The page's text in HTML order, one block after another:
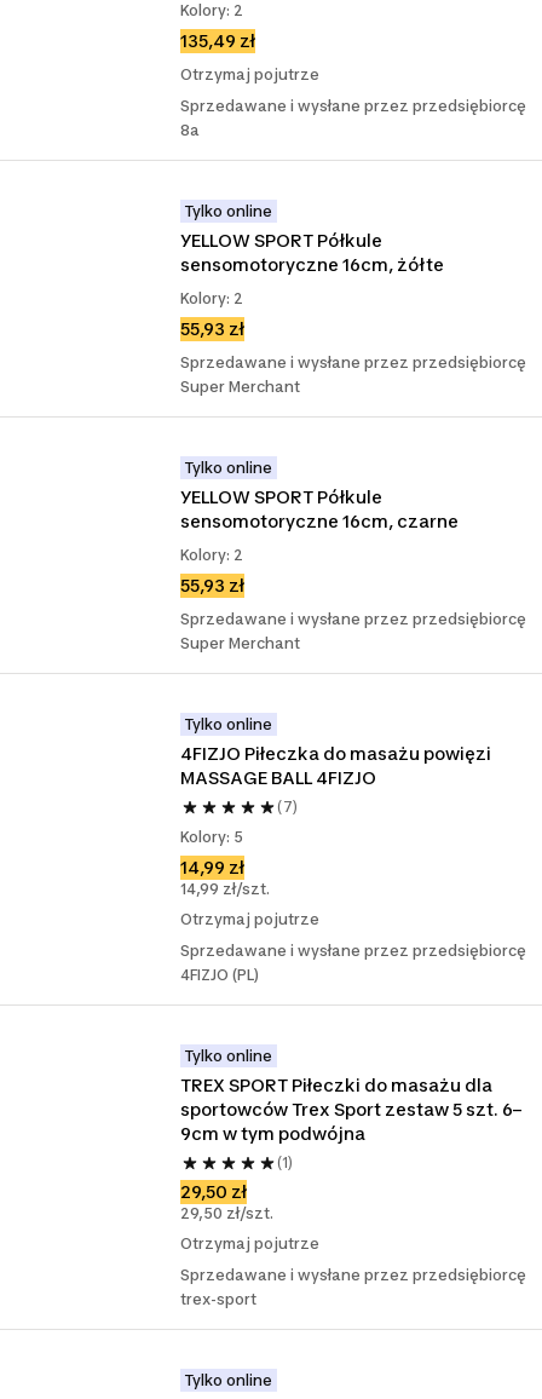
Kolory: 2
135,49 zł
Otrzymaj pojutrze
Sprzedawane i wysłane przez przedsiębiorcę
8a
Tylko online
YELLOW SPORT Półkule
sensomotoryczne 16cm, żółte
Kolory: 2
55,93 zł
Sprzedawane i wysłane przez przedsiębiorcę
Super Merchant
Tylko online
YELLOW SPORT Półkule
sensomotoryczne 16cm, czarne
Kolory: 2
55,93 zł
Sprzedawane i wysłane przez przedsiębiorcę
Super Merchant
Tylko online
4FIZJO Piłeczka do masażu powięzi
MASSAGE BALL 4FIZJO
(7)
Kolory: 5
14,99 zł
14,99 zł/szt.
Otrzymaj pojutrze
Sprzedawane i wysłane przez przedsiębiorcę
4FIZJO (PL)
Tylko online
TREX SPORT Piłeczki do masażu dla
sportowców Trex Sport zestaw 5 szt. 6–
9cm w tym podwójna
(1)
29,50 zł
29,50 zł/szt.
Otrzymaj pojutrze
Sprzedawane i wysłane przez przedsiębiorcę
trex-sport
Tylko online